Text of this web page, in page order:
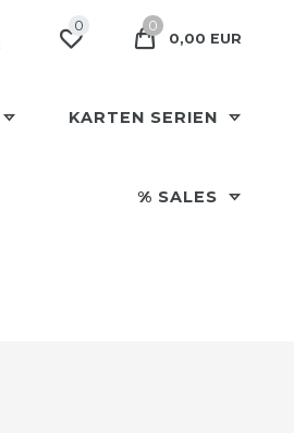
0
0
0,00 EUR
KARTEN SERIEN
% SALES